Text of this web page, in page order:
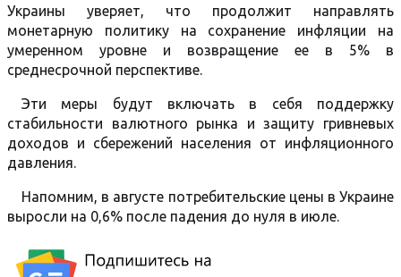
Украины уверяет, что продолжит направлять
монетарную политику на сохранение инфляции на
умеренном уровне и возвращение ее в 5% в
среднесрочной перспективе.
Эти меры будут включать в себя поддержку
стабильности валютного рынка и защиту гривневых
доходов и сбережений населения от инфляционного
давления.
Напомним, в августе потребительские цены в Украине
выросли на 0,6% после падения до нуля в июле.